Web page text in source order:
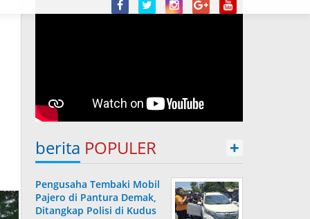
berita POPULER +
Pengusaha Tembaki Mobil
Pajero di Pantura Demak,
Ditangkap Polisi di Kudus